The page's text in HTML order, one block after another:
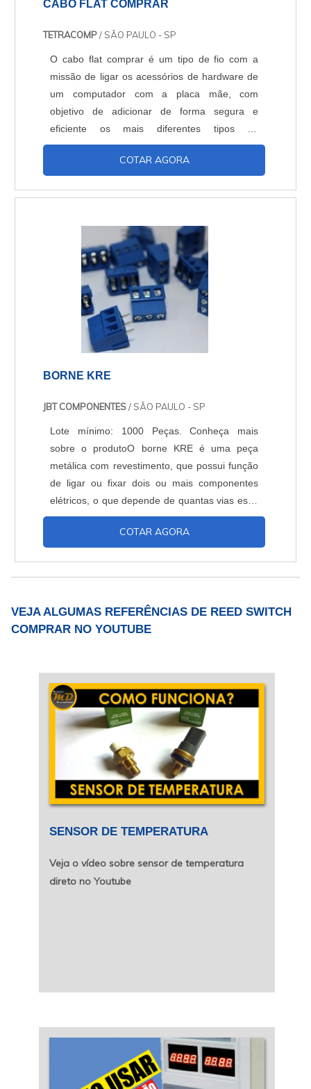
CABO FLAT COMPRAR
TETRACOMP/ SÃO PAULO - SP
O cabo flat comprar é um tipo de fio com a
missão de ligar os acessórios de hardware de
um computador com a placa mãe, com
objetivo de adicionar de forma segura e
eficiente os mais diferentes tipos de
equipamentos físicos com a máquina. São
especialistas da área de cable flat, por causa
também permite que....
COTAR AGORA
BORNE KRE
JBT COMPONENTES/ SÃO PAULO - SP
Lote mínimo: 1000 Peças. Conheça mais
sobre o produtoO borne KRE é uma peça
metálica com revestimento, que possui função
de ligar ou fixar dois ou mais componentes
elétricos, o que depende de quantas vias essa
peça conter. Geralmente essa fixação se dá de
maneira lateral. O borne tipo KRE é
peça. Sua utilização se dá em equipa....
COTAR AGORA
VEJA ALGUMAS REFERÊNCIAS DE REED SWITCH
COMPRAR NO YOUTUBE
SENSOR DE TEMPERATURA
Veja o vídeo sobre sensor de temperatura
direto no Youtube